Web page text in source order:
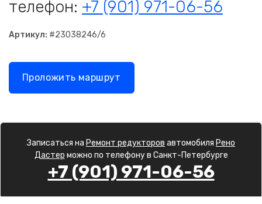
телефон: +7 (901) 971-06-56
Артикул: #23038246/6
Проложить маршрут
Записаться на Ремонт редукторов автомобиля Рено
Дастер можно по телефону в Санкт-Петербурге
+7 (901) 971-06-56